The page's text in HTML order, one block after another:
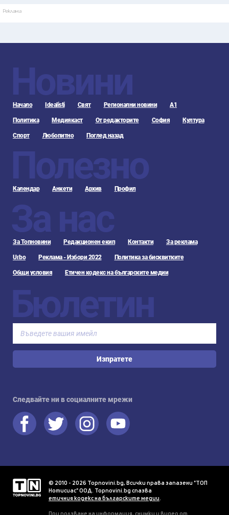
Реклама
Новини
Начало Idealisti Свят Регионални новини А1
Политика Медиякаст От редакторите София Култура
Спорт Любопитно Поглед назад
Полезно
Календар Анкети Архив Профил
За нас
За Топновини Редакционен екип Контакти За реклама
Urbo Реклама - Избори 2022 Политика за бисквитките
Общи условия Етичен кодекс на българските медии
Бюлетин
Изпратете
Следвайте ни в социалните мрежи
© 2010 - 2026 Topnovini.bg, Всички права запазени "ТОП
Нотисиас" ООД. Topnovini.bg спазва
етичния кодекс на българските медии.
При ползване на информация, снимки и видео от